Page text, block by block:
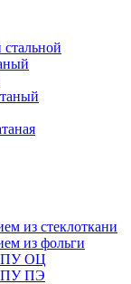
из стеклоткани
из фольги
ОЦ
ПЭ